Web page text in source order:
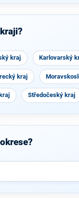
kraj Karlovarský
kraj
Středočeský kraj